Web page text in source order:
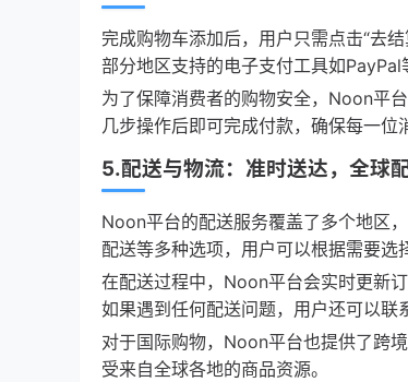
完成购物车添加后，用户只需点击“去
部分地区支持的电子支付工具如PayPal
为了保障消费者的购物安全，Noon平
几步操作后即可完成付款，确保每一位
5.配送与物流：准时送达，全球
Noon平台的配送服务覆盖了多个地区
配送等多种选项，用户可以根据需要选
在配送过程中，Noon平台会实时更新
如果遇到任何配送问题，用户还可以联
对于国际购物，Noon平台也提供了跨
受来自全球各地的商品资源。